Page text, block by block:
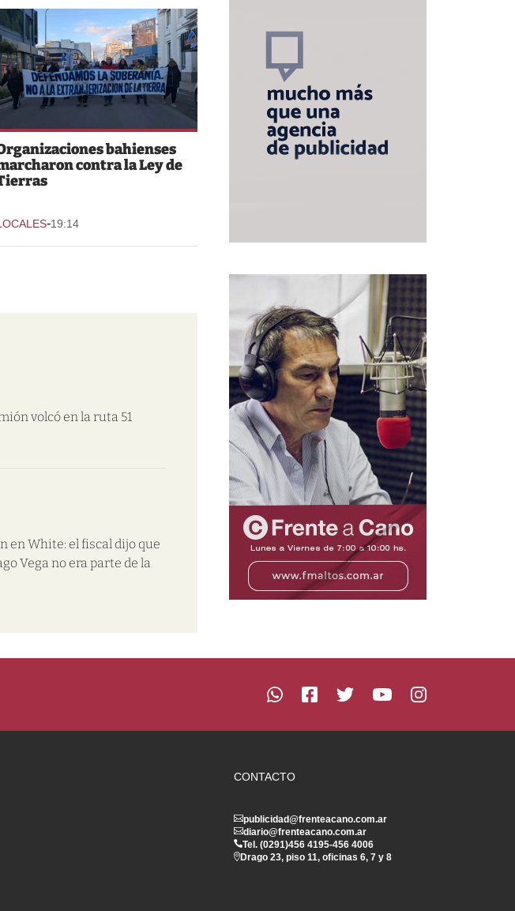
bahienses
contra la Ley de
-19:14
volcó en la ruta 51
en White: el fiscal dijo que
Vega no era parte de la
CONTACTO
publicidad@frenteacano.com.ar
diario@frenteacano.com.ar
Tel. (0291)456 4195-456 4006
Drago 23, piso 11, oficinas 6, 7 y 8